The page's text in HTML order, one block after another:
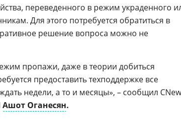
переведенного в режим украденного
Для этого потребуется обратиться в
решение вопроса можно не
пропажи, даже в теории добиться
предоставить техподдержке все
недели, а то и месяцы», – сообщил
Ашот Оганесян.